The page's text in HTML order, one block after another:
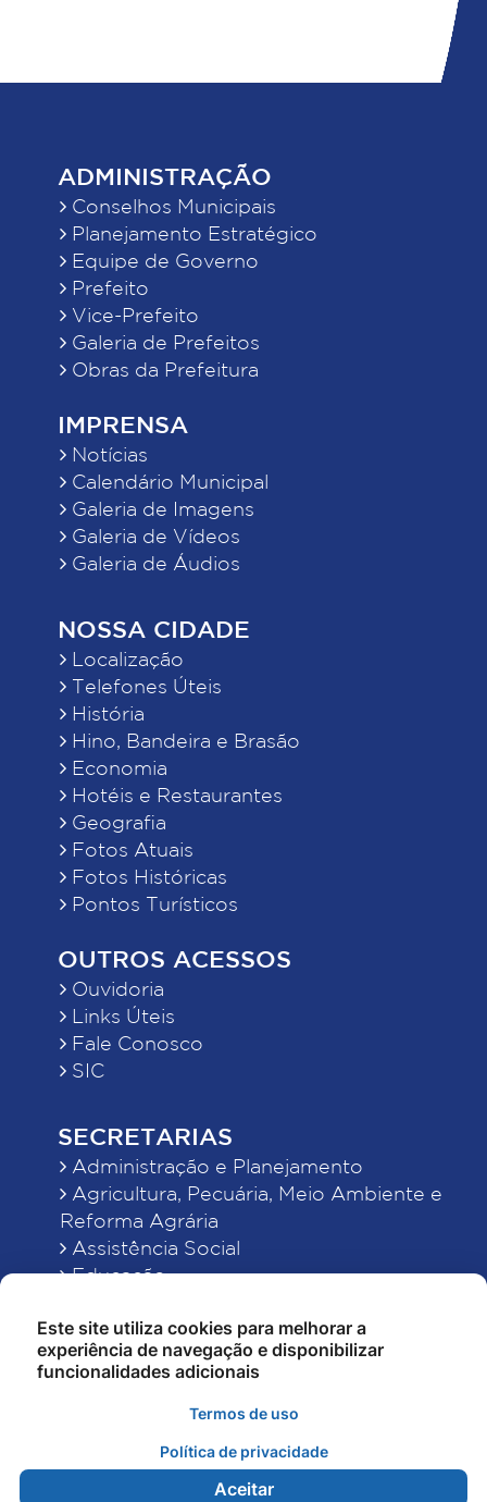
ADMINISTRAÇÃO
Conselhos Municipais
Planejamento Estratégico
Equipe de Governo
Prefeito
Vice-Prefeito
Galeria de Prefeitos
Obras da Prefeitura
IMPRENSA
Notícias
Calendário Municipal
Galeria de Imagens
Galeria de Vídeos
Galeria de Áudios
NOSSA CIDADE
Localização
Telefones Úteis
História
Hino, Bandeira e Brasão
Economia
Hotéis e Restaurantes
Geografia
Fotos Atuais
Fotos Históricas
Pontos Turísticos
OUTROS ACESSOS
Ouvidoria
Links Úteis
Fale Conosco
SIC
SECRETARIAS
Administração e Planejamento
Agricultura, Pecuária, Meio Ambiente e
Reforma Agrária
Assistência Social
Educação
Finanças
Indústria, Comércio, Turismo, Ciência e
Tecnologia
Obras Públicas, Estradas e Rodagens
Saúde
Este site utiliza cookies para melhorar a
experiência de navegação e disponibilizar
funcionalidades adicionais
Termos de uso
Política de privacidade
Aceitar